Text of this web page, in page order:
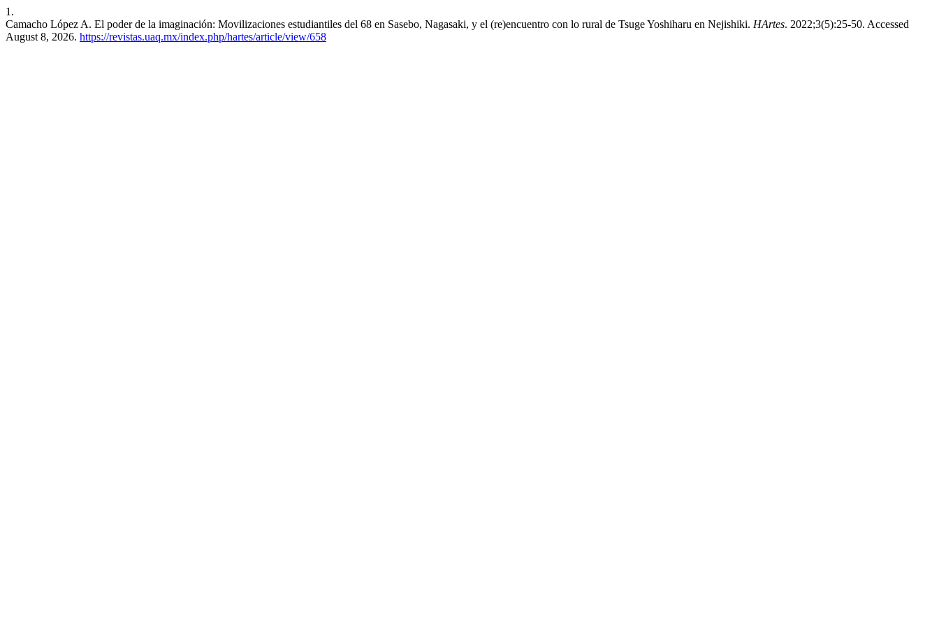
1.
Camacho López A. El poder de la imaginación: Movilizaciones estudiantiles del 68 en Sasebo, Nagasaki, y el (re)encuentro con lo rural de Tsuge Yoshiharu en Nejishiki. HArtes. 2022;3(5):25-50. Accessed
August 8, 2026. https://revistas.uaq.mx/index.php/hartes/article/view/658